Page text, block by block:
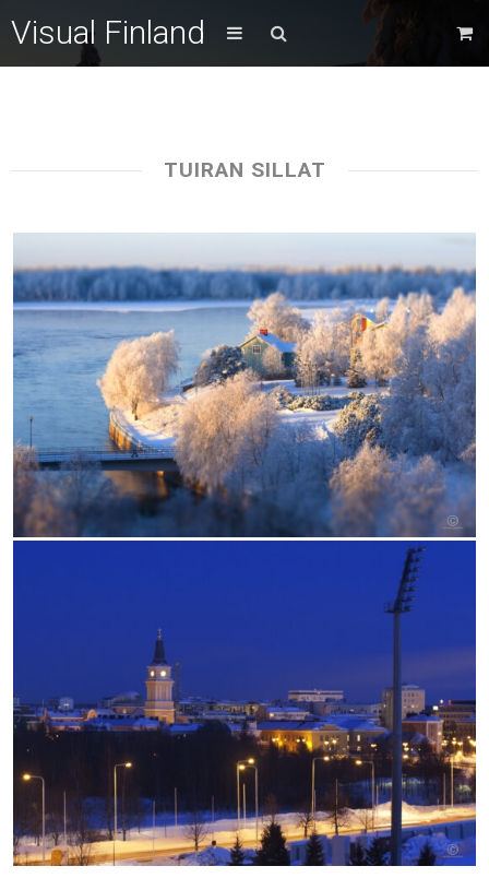
Visual Finland
TUIRAN SILLAT